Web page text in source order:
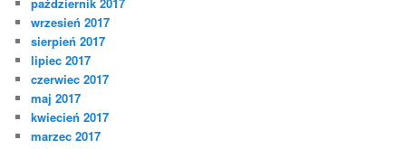
wrzesień 2017
sierpień 2017
lipiec 2017
czerwiec 2017
maj 2017
kwiecień 2017
marzec 2017